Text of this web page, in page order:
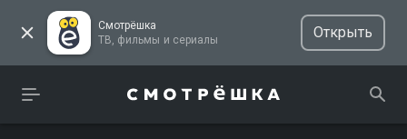
Смотрёшка
ТВ, фильмы и сериалы
Открыть